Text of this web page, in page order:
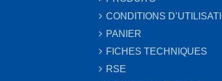
CONDITIONS
PANIER
FICHES TECHNIQUES
RSE